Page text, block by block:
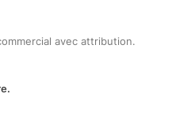
avec attribution.